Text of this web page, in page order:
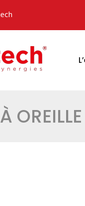
OREILLE